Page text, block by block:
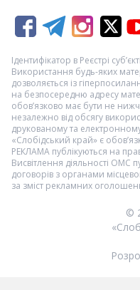
Ідентифікатор в Реєстрі
Використання будь-яких
дозволяється із
на безпосередню адресу
обов’язково має бути не
незалежно від обсягу
друкованому та
«Слобідський край» є
РЕКЛАМА публікуються на
Висвітлення діяльності ОМС
договорів з органами
за зміст рекламних
©